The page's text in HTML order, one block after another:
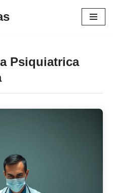
Psiquiatrica